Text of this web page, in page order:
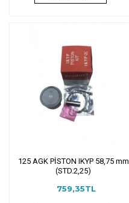
125 AGK PİSTON IKYP 58,75 mm
(STD.2,25)
759,35TL